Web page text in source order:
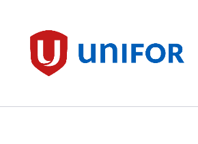
Unifor